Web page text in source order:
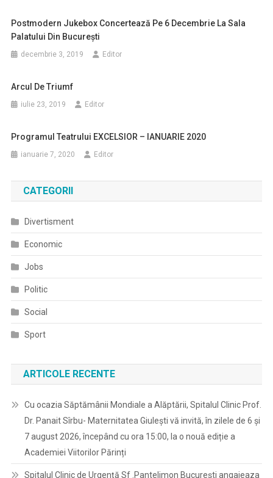
Postmodern Jukebox Concertează Pe 6 Decembrie La Sala
Palatului Din Bucureşti
decembrie 3, 2019 Editor
Arcul De Triumf
iulie 23, 2019 Editor
Programul Teatrului EXCELSIOR – IANUARIE 2020
ianuarie 7, 2020 Editor
CATEGORII
Divertisment
Economic
Jobs
Politic
Social
Sport
ARTICOLE RECENTE
Cu ocazia Săptămânii Mondiale a Alăptării, Spitalul Clinic Prof.
Dr. Panait Sîrbu- Maternitatea Giulești vă invită, în zilele de 6 și
7 august 2026, începând cu ora 15:00, la o nouă ediție a
Academiei Viitorilor Părinți
Spitalul Clinic de Urgență Sf .Pantelimon București angajeaza